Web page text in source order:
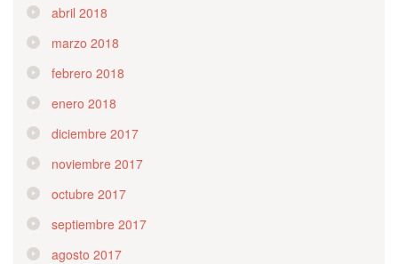
abril 2018
marzo 2018
febrero 2018
enero 2018
diciembre 2017
noviembre 2017
octubre 2017
septiembre 2017
agosto 2017